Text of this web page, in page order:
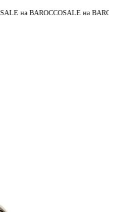
SALE на BAROCCOДо конца